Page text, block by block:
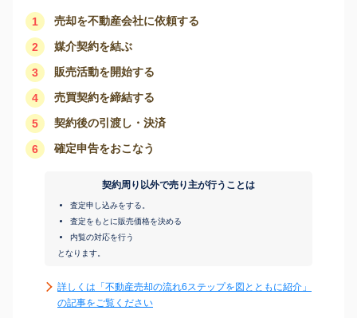
1 売却を不動産会社に依頼する
2 媒介契約を結ぶ
3 販売活動を開始する
4 売買契約を締結する
5 契約後の引渡し・決済
6 確定申告をおこなう
契約周り以外で売り主が行うことは
査定申し込みをする。
査定をもとに販売価格を決める
内覧の対応を行う
となります。
詳しくは「不動産売却の流れ6ステップを図とともに紹介」
の記事をご覧ください